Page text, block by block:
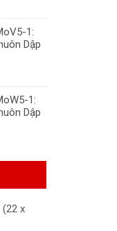
1:
Dập
1:
Dập
x